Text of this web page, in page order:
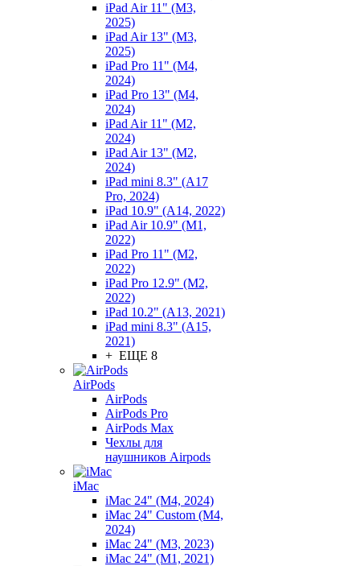
iPad Air 11" (M3,
2025)
iPad Air 13" (M3,
2025)
iPad Pro 11" (M4,
2024)
iPad Pro 13" (M4,
2024)
iPad Air 11" (M2,
2024)
iPad Air 13" (M2,
2024)
iPad mini 8.3" (A17
Pro, 2024)
iPad 10.9" (A14, 2022)
iPad Air 10.9" (M1,
2022)
iPad Pro 11" (M2,
2022)
iPad Pro 12.9" (M2,
2022)
iPad 10.2" (A13, 2021)
iPad mini 8.3" (A15,
2021)
+ ЕЩЕ 8
AirPods
AirPods
AirPods Pro
AirPods Max
Чехлы для
наушников Airpods
iMac
iMac 24" (M4, 2024)
iMac 24" Custom (M4,
2024)
iMac 24" (M3, 2023)
iMac 24" (M1, 2021)